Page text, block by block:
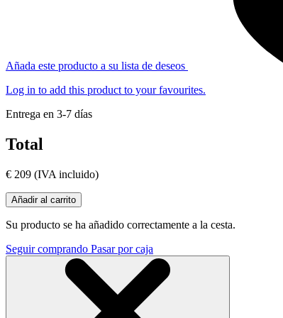
Añada este producto a su lista de deseos
Log in to add this product to your favourites.
Entrega en 3-7 días
Total
€ 209 (IVA incluido)
Añadir al carrito
Su producto se ha añadido correctamente a la cesta.
Seguir comprando Pasar por caja